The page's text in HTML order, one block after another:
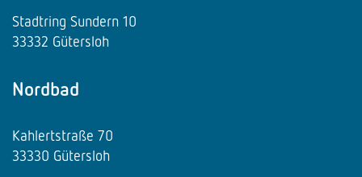
Stadtring Sundern 10
33332 Gütersloh
Nordbad
Kahlertstraße 70
33330 Gütersloh